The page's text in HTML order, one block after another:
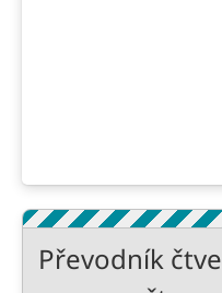
Převodník